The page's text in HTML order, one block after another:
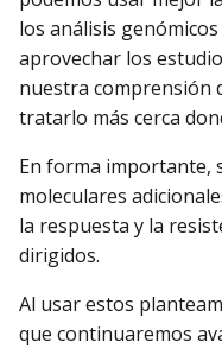
los análisis
aprovechar los
nuestra comprensión
tratarlo más cerca
En forma importante,
moleculares
la respuesta y la
dirigidos.
Al usar estos
que continuaremos